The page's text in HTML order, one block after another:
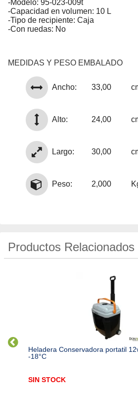
-Modelo: 95-023-009t
-Capacidad en volumen: 10 L
-Tipo de recipiente: Caja
-Con ruedas: No
MEDIDAS Y PESO EMBALADO
Ancho: 33,00
Alto: 24,00
Largo: 30,00
Peso: 2,000
Productos Relacionados
Heladera Conservadora portatil
-18°C
SIN STOCK